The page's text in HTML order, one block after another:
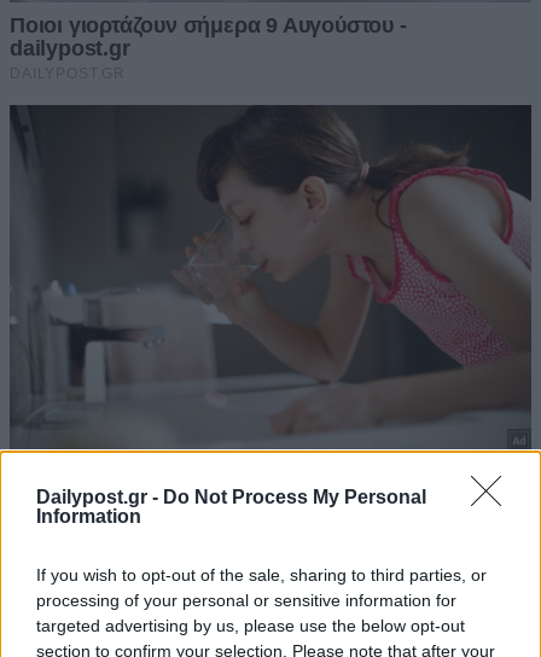
Dailypost.gr - Do Not Process My Personal
Information
If you wish to opt-out of the sale, sharing to third parties, or
processing of your personal or sensitive information for
targeted advertising by us, please use the below opt-out
section to confirm your selection. Please note that after your